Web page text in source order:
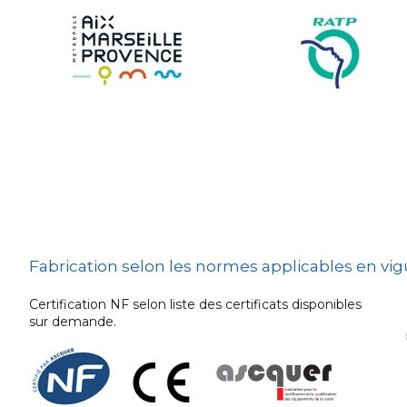
Urban
embarquée
Fabrication selon les normes applicables en
Certification NF selon liste des certificats disponibles
sur demande.